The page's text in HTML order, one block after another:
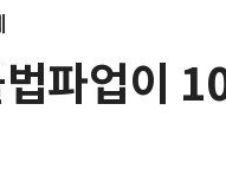
파업이